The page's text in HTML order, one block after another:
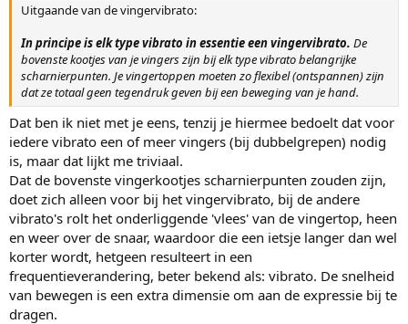
Uitgaande van de vingervibrato:
In principe is elk type vibrato in essentie een vingervibrato. De
bovenste kootjes van je vingers zijn bij elk type vibrato belangrijke
scharnierpunten. Je vingertoppen moeten zo flexibel (ontspannen) zijn
dat ze totaal geen tegendruk geven bij een beweging van je hand.
Dat ben ik niet met je eens, tenzij je hiermee bedoelt dat voor
iedere vibrato een of meer vingers (bij dubbelgrepen) nodig
is, maar dat lijkt me triviaal.
Dat de bovenste vingerkootjes scharnierpunten zouden zijn,
doet zich alleen voor bij het vingervibrato, bij de andere
vibrato's rolt het onderliggende 'vlees' van de vingertop, heen
en weer over de snaar, waardoor die een ietsje langer dan wel
korter wordt, hetgeen resulteert in een
frequentieverandering, beter bekend als: vibrato. De snelheid
van bewegen is een extra dimensie om aan de expressie bij te
dragen.